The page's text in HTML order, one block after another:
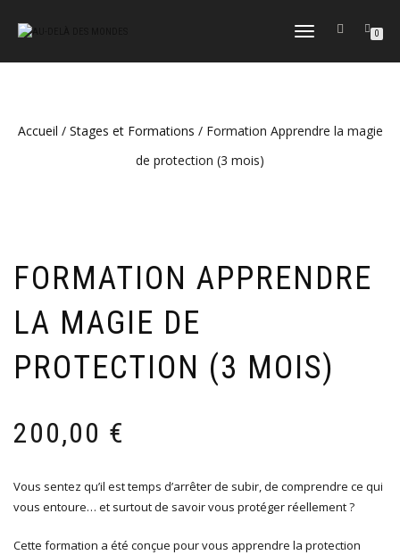
DÉPLIER
NAVIGATION
0
Accueil / Stages et Formations / Formation Apprendre la magie
de protection (3 mois)
FORMATION APPRENDRE
LA MAGIE DE
PROTECTION (3 MOIS)
200,00 €
Vous sentez qu’il est temps d’arrêter de subir, de comprendre ce qui
vous entoure… et surtout de savoir vous protéger réellement ?
Cette formation a été conçue pour vous apprendre la protection